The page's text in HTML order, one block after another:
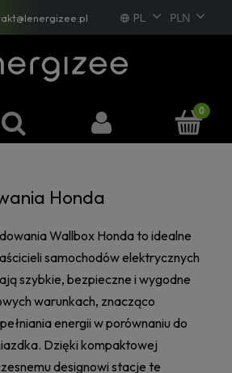
PL
Honda
Wallbox Honda to idealne
samochodów elektrycznych
szybkie, bezpieczne i wygodne
warunkach, znacząco
energii w porównaniu do
Dzięki kompaktowej
designowi stacje te